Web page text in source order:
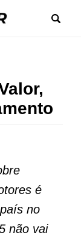
é
no
não vai